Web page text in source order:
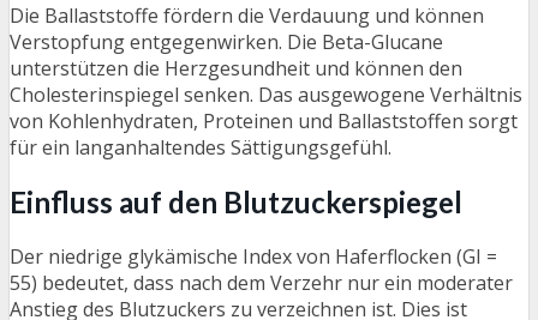
Die Ballaststoffe fördern die Verdauung und können
Verstopfung entgegenwirken. Die Beta-Glucane
unterstützen die Herzgesundheit und können den
Cholesterinspiegel senken. Das ausgewogene Verhältnis
von Kohlenhydraten, Proteinen und Ballaststoffen sorgt
für ein langanhaltendes Sättigungsgefühl.
Einfluss auf den Blutzuckerspiegel
Der niedrige glykämische Index von Haferflocken (GI =
55) bedeutet, dass nach dem Verzehr nur ein moderater
Anstieg des Blutzuckers zu verzeichnen ist. Dies ist